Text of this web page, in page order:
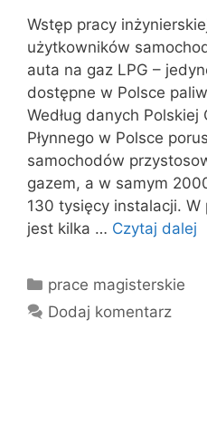
Wstęp pracy
użytkowników
auta na gaz LPG –
dostępne w Polsce
Według danych Polskiej
Płynnego w Polsce
samochodów
gazem, a w samym
130 tysięcy instalacji.
jest kilka … Czytaj dalej
Kategorie
prace magisterskie
Dodaj komentarz